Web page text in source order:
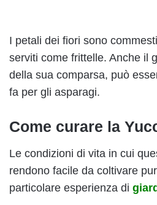
I petali dei fiori sono
serviti come frittelle. Anche il
della sua comparsa, può
fa per gli asparagi.
Come curare la
Le condizioni di vita in cui
rendono facile da coltivare
particolare esperienza di